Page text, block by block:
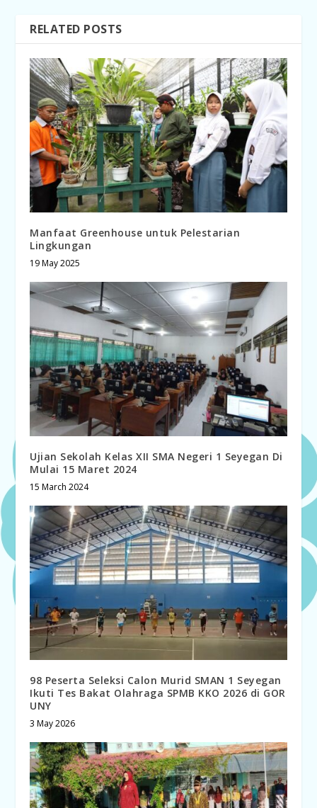
RELATED POSTS
Manfaat Greenhouse untuk Pelestarian
Lingkungan
19 May 2025
Ujian Sekolah Kelas XII SMA Negeri 1 Seyegan Di
Mulai 15 Maret 2024
15 March 2024
98 Peserta Seleksi Calon Murid SMAN 1 Seyegan
Ikuti Tes Bakat Olahraga SPMB KKO 2026 di GOR
UNY
3 May 2026